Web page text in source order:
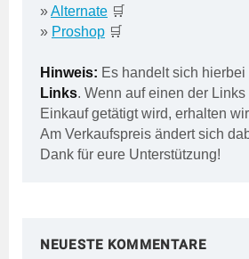
»Alternate 🛒
» Proshop 🛒
Hinweis: Es handelt sich hierbei
Links. Wenn auf einen der
Einkauf getätigt wird, erhalten
Am Verkaufspreis ändert sich
Dank für eure Unterstützung!
NEUESTE KOMMENTARE